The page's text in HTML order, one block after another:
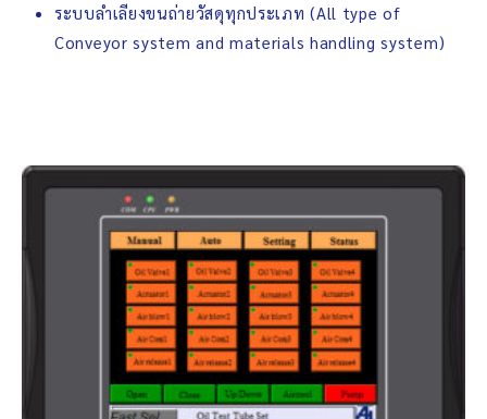
ระบบลำเลียงขนถ่ายวัสดุทุกประเภท (All type of
Conveyor system and materials handling system)